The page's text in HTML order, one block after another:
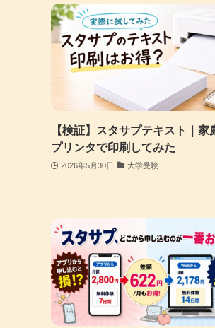
【検証】スタサプテキスト｜家
プリンタで印刷してみた
2026年5月30日 大学受験